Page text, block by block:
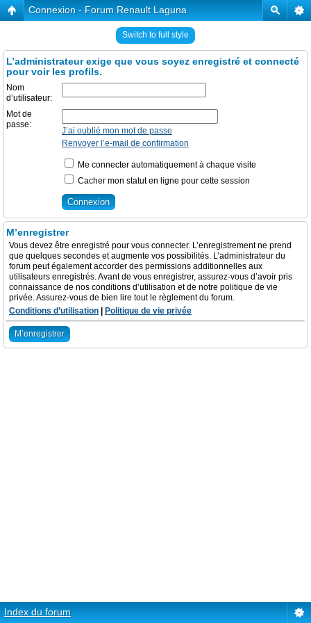
Connexion - Forum Renault Laguna
Switch to full style
L’administrateur exige que vous soyez enregistré et connecté
pour voir les profils.
Nom
d’utilisateur:
Mot de
passe:
J’ai oublié mon mot de passe
Renvoyer l’e-mail de confirmation
Me connecter automatiquement à chaque visite
Cacher mon statut en ligne pour cette session
M’enregistrer
Vous devez être enregistré pour vous connecter. L’enregistrement ne prend
que quelques secondes et augmente vos possibilités. L’administrateur du
forum peut également accorder des permissions additionnelles aux
utilisateurs enregistrés. Avant de vous enregistrer, assurez-vous d’avoir pris
connaissance de nos conditions d’utilisation et de notre politique de vie
privée. Assurez-vous de bien lire tout le règlement du forum.
Conditions d’utilisation
Politique de vie privée
M’enregistrer
Index du forum